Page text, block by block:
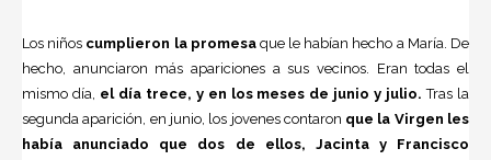
Los niños cumplieron la promesaque le habían hecho a María. De
hecho, anunciaron más apariciones a sus vecinos. Eran todas el
mismo día, el día trece, y en los meses de junio y julio. Tras la
segunda aparición, en junio, los jovenes contaron que la Virgen les
había anunciado que dos de ellos, Jacinta y Francisco